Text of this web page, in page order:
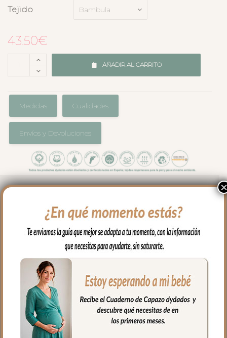
Tejido
43.50€
AÑADIR AL CARRITO
Medidas Cualidades
Envíos y Devoluciones
para organizar las cositas del bebé.
Muy fácil de limpiar con paño húmedo y
cuando necesites puedes lavar en
lavadora siempre agua fría jabones no
abrasivos y secado al natural.
Cierre con cordón.
Medidas Bolsa Grande: 37x31cms
Medidas Bolsa Pequeña: 29x23cms
×